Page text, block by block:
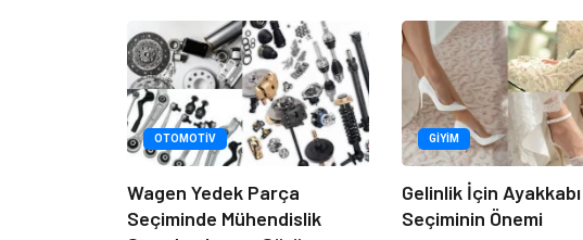
OTOMOTIV
Wagen Yedek Parça
Seçiminde Mühendislik
GIYIM
Gelinlik İçin Ayakkabı
Seçiminin Önemi